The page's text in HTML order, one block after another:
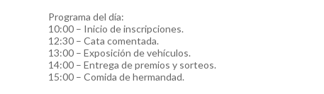
Programa del día:
10:00 – Inicio de inscripciones.
12:30 – Cata comentada.
13:00 – Exposición de vehículos.
14:00 – Entrega de premios y sorteos.
15:00 – Comida de hermandad.